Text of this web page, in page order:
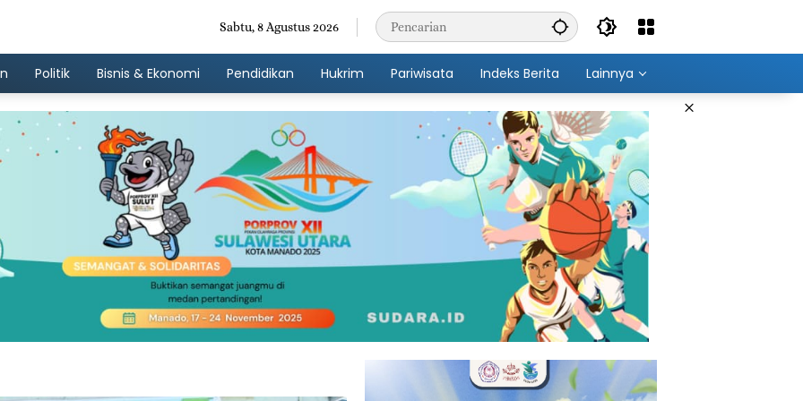
Sabtu, 8 Agustus 2026
Politik Bisnis & Ekonomi Pendidikan Hukrim Pariwisata Indeks Berita Lainnya
×